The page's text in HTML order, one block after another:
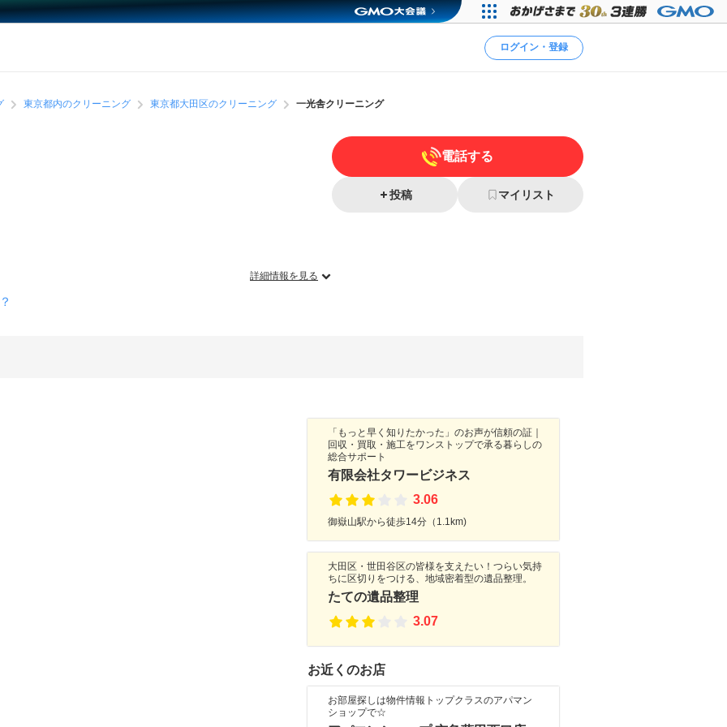
ログイン・登録
東京都内のクリーニング 東京都大田区のクリーニング 一光舎クリーニング
詳細情報を見る
電話する
投稿 マイリスト
「もっと早く知りたかった」のお声が信頼の証｜
回収・買取・施工をワンストップで承る暮らしの
総合サポート
有限会社タワービジネス
3.06
御嶽山駅から徒歩14分（1.1km)
大田区・世田谷区の皆様を支えたい！つらい気持
ちに区切りをつける、地域密着型の遺品整理。
たての遺品整理
3.07
お近くのお店
お部屋探しは物件情報トップクラスのアパマン
ショップで☆